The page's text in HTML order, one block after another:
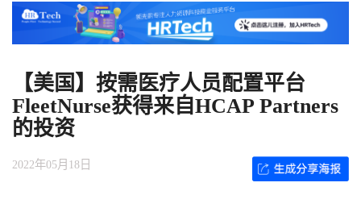
【美国】按需医疗人员配置平台
FleetNurse获得来自HCAP Partners
的投资
2022年05月18日